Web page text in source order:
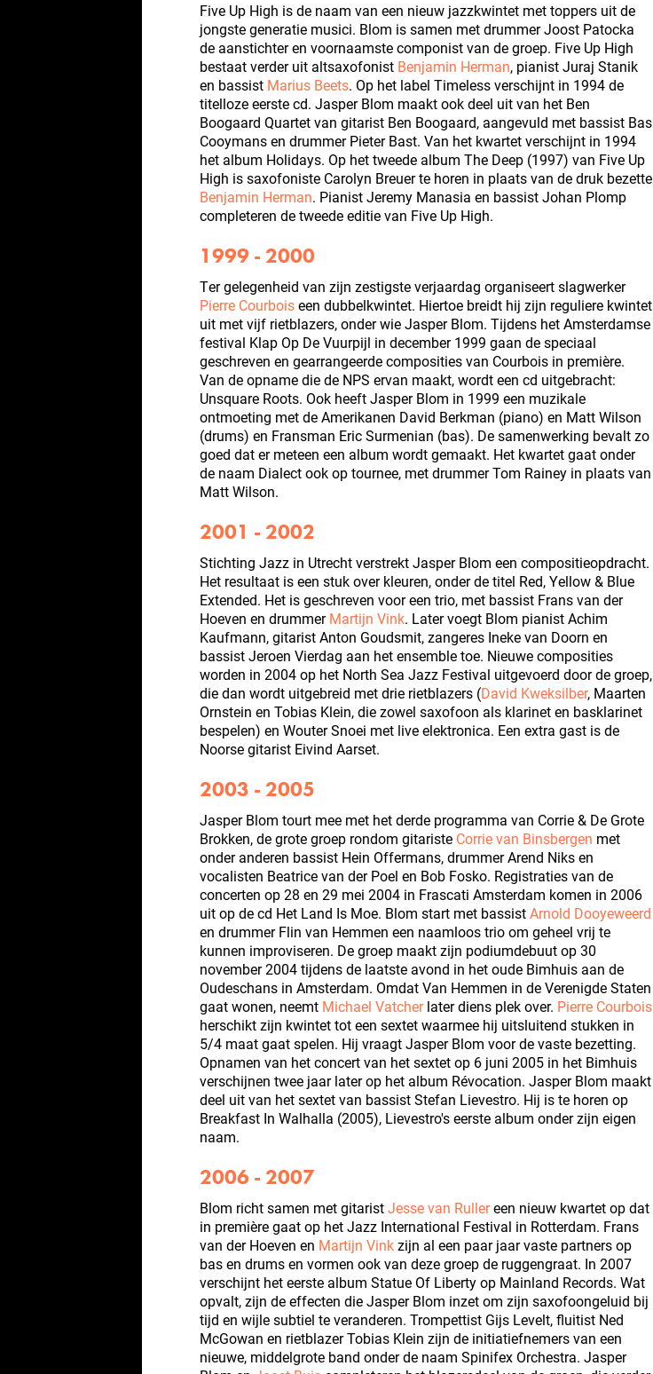
Five Up High is de naam van een nieuw jazzkwintet met toppers uit de
jongste generatie musici. Blom is samen met drummer Joost Patocka
de aanstichter en voornaamste componist van de groep. Five Up High
bestaat verder uit altsaxofonist Benjamin Herman, pianist Juraj Stanik
en bassist Marius Beets. Op het label Timeless verschijnt in 1994 de
titelloze eerste cd. Jasper Blom maakt ook deel uit van het Ben
Boogaard Quartet van gitarist Ben Boogaard, aangevuld met bassist Bas
Cooymans en drummer Pieter Bast. Van het kwartet verschijnt in 1994
het album Holidays. Op het tweede album The Deep (1997) van Five Up
High is saxofoniste Carolyn Breuer te horen in plaats van de druk bezette
Benjamin Herman. Pianist Jeremy Manasia en bassist Johan Plomp
completeren de tweede editie van Five Up High.
1999 - 2000
Ter gelegenheid van zijn zestigste verjaardag organiseert slagwerker
Pierre Courboiseen dubbelkwintet. Hiertoe breidt hij zijn reguliere kwintet
uit met vijf rietblazers, onder wie Jasper Blom. Tijdens het Amsterdamse
festival Klap Op De Vuurpijl in december 1999 gaan de speciaal
geschreven en gearrangeerde composities van Courbois in première.
Van de opname die de NPS ervan maakt, wordt een cd uitgebracht:
Unsquare Roots. Ook heeft Jasper Blom in 1999 een muzikale
ontmoeting met de Amerikanen David Berkman (piano) en Matt Wilson
(drums) en Fransman Eric Surmenian (bas). De samenwerking bevalt zo
goed dat er meteen een album wordt gemaakt. Het kwartet gaat onder
de naam Dialect ook op tournee, met drummer Tom Rainey in plaats van
Matt Wilson.
2001 - 2002
Stichting Jazz in Utrecht verstrekt Jasper Blom een compositieopdracht.
Het resultaat is een stuk over kleuren, onder de titel Red, Yellow & Blue
Extended. Het is geschreven voor een trio, met bassist Frans van der
Hoeven en drummerMartijn Vink. Later voegt Blom pianist Achim
Kaufmann, gitarist Anton Goudsmit, zangeres Ineke van Doorn en
bassist Jeroen Vierdag aan het ensemble toe. Nieuwe composities
worden in 2004 op het North Sea Jazz Festival uitgevoerd door de groep,
die dan wordt uitgebreid met drie rietblazers (David Kweksilber, Maarten
Ornstein en Tobias Klein, die zowel saxofoon als klarinet en basklarinet
bespelen) en Wouter Snoei met live elektronica. Een extra gast is de
Noorse gitarist Eivind Aarset.
2003 - 2005
Jasper Blom tourt mee met het derde programma van Corrie & De Grote
Brokken, de grote groep rondom gitariste Corrie van Binsbergen met
onder anderen bassist Hein Offermans, drummer Arend Niks en
vocalisten Beatrice van der Poel en Bob Fosko. Registraties van de
concerten op 28 en 29 mei 2004 in Frascati Amsterdam komen in 2006
uit op de cd Het Land Is Moe. Blom start met bassistArnold Dooyeweerd
en drummer Flin van Hemmen een naamloos trio om geheel vrij te
kunnen improviseren. De groep maakt zijn podiumdebuut op 30
november 2004 tijdens de laatste avond in het oude Bimhuis aan de
Oudeschans in Amsterdam. Omdat Van Hemmen in de Verenigde Staten
gaat wonen, neemt Michael Vatcherlater diens plek over. Pierre Courbois
herschikt zijn kwintet tot een sextet waarmee hij uitsluitend stukken in
5/4 maat gaat spelen. Hij vraagt Jasper Blom voor de vaste bezetting.
Opnamen van het concert van het sextet op 6 juni 2005 in het Bimhuis
verschijnen twee jaar later op het album Révocation. Jasper Blom maakt
deel uit van het sextet van bassist Stefan Lievestro. Hij is te horen op
Breakfast In Walhalla (2005), Lievestro's eerste album onder zijn eigen
naam.
2006 - 2007
Blom richt samen met gitaristJesse van Rullereen nieuw kwartet op dat
in première gaat op het Jazz International Festival in Rotterdam. Frans
van der Hoeven en Martijn Vinkzijn al een paar jaar vaste partners op
bas en drums en vormen ook van deze groep de ruggengraat. In 2007
verschijnt het eerste album Statue Of Liberty op Mainland Records. Wat
opvalt, zijn de effecten die Jasper Blom inzet om zijn saxofoongeluid bij
tijd en wijle subtiel te veranderen. Trompettist Gijs Levelt, fluitist Ned
McGowan en rietblazer Tobias Klein zijn de initiatiefnemers van een
nieuwe, middelgrote band onder de naam Spinifex Orchestra. Jasper